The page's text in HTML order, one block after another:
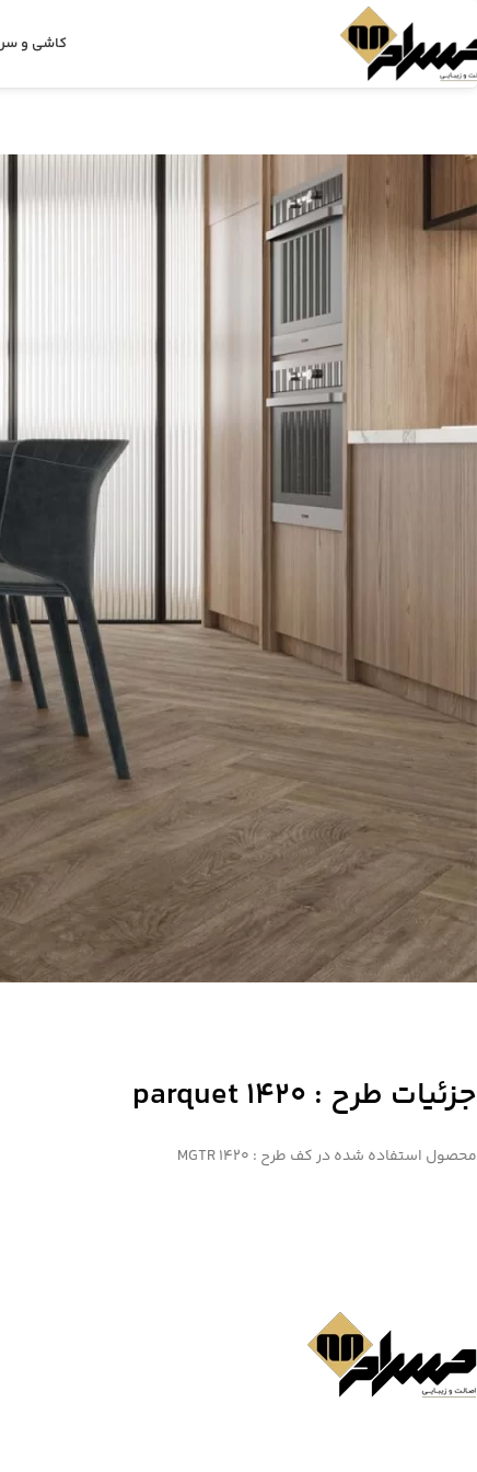
کاشی و
جزئیات طرح : parquet 1420
محصول استفاده شده در کف طرح : MGTR 1420